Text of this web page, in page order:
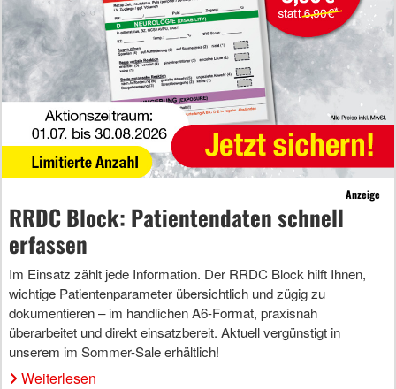
Anzeige
RRDC Block: Patientendaten schnell
erfassen
Im Einsatz zählt jede Information. Der RRDC Block hilft Ihnen,
wichtige Patientenparameter übersichtlich und zügig zu
dokumentieren – im handlichen A6-Format, praxisnah
überarbeitet und direkt einsatzbereit. Aktuell vergünstigt in
unserem im Sommer-Sale erhältlich!
Weiterlesen